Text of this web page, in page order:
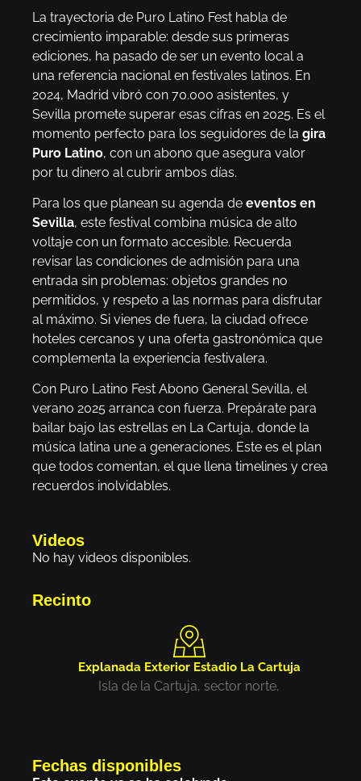
La trayectoria de Puro Latino Fest habla de
crecimiento imparable: desde sus primeras
ediciones, ha pasado de ser un evento local a
una referencia nacional en festivales latinos. En
2024, Madrid vibró con 70.000 asistentes, y
Sevilla promete superar esas cifras en 2025. Es el
momento perfecto para los seguidores de la gira
Puro Latino, con un abono que asegura valor
por tu dinero al cubrir ambos días.
Para los que planean su agenda de eventos en
Sevilla, este festival combina música de alto
voltaje con un formato accesible. Recuerda
revisar las condiciones de admisión para una
entrada sin problemas: objetos grandes no
permitidos, y respeto a las normas para disfrutar
al máximo. Si vienes de fuera, la ciudad ofrece
hoteles cercanos y una oferta gastronómica que
complementa la experiencia festivalera.
Con Puro Latino Fest Abono General Sevilla, el
verano 2025 arranca con fuerza. Prepárate para
bailar bajo las estrellas en La Cartuja, donde la
música latina une a generaciones. Este es el plan
que todos comentan, el que llena timelines y crea
recuerdos inolvidables.
Videos
No hay videos disponibles.
Recinto
Explanada Exterior Estadio La Cartuja
Isla de la Cartuja, sector norte,
Fechas disponibles